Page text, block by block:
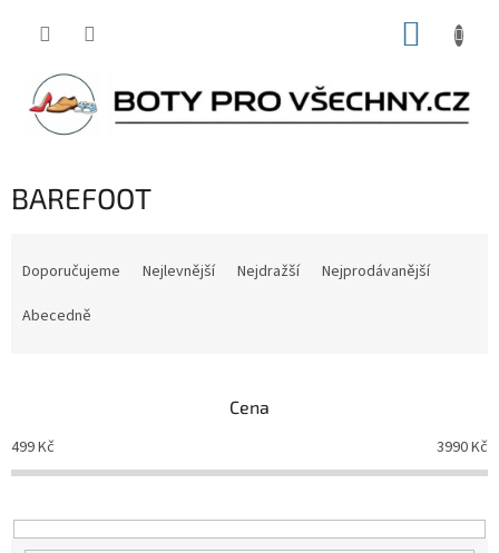
BAREFOOT
o
d
k
t
Doporučujeme Nejlevnější Nejdražší
Nejprodávanější
Abecedně
Cena
499Kč 3990Kč